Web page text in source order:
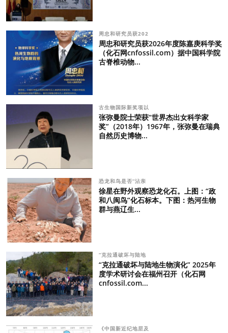
周忠和研究员获202
周忠和研究员获2026年度陈嘉庚科学奖
（化石网cnfossil.com）据中国科学院
古脊椎动物...
古生物国际新奖项以
张弥曼院士荣获“世界杰出女科学家
奖”（2018年）1967年，张弥曼在瑞典
自然历史博物...
恐龙和鸟是否“沾亲
徐星在野外观察恐龙化石。上图：“政
和八闽鸟”化石标本。下图：热河生物
群与燕辽生...
“克拉通破坏与陆地
“克拉通破坏与陆地生物演化” 2025年
度学术研讨会在福州召开（化石网
cnfossil.com...
《中国新近纪地层及